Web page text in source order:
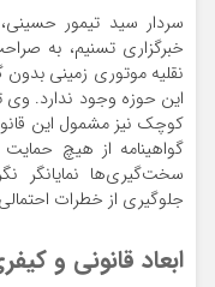
سردار سید تیمور
خبرگزاری تسنیم، به
نقلیه موتوری زمینی
این حوزه وجود ندارد. وی
کوچک نیز مشمول این
گواهینامه از هیچ
سخت‌گیری‌ها نمایانگر
جلوگیری از خطرات
ابعاد قانونی و